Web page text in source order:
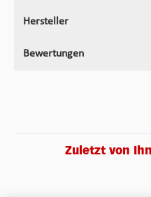
Hersteller
Bewertungen
Zuletzt von